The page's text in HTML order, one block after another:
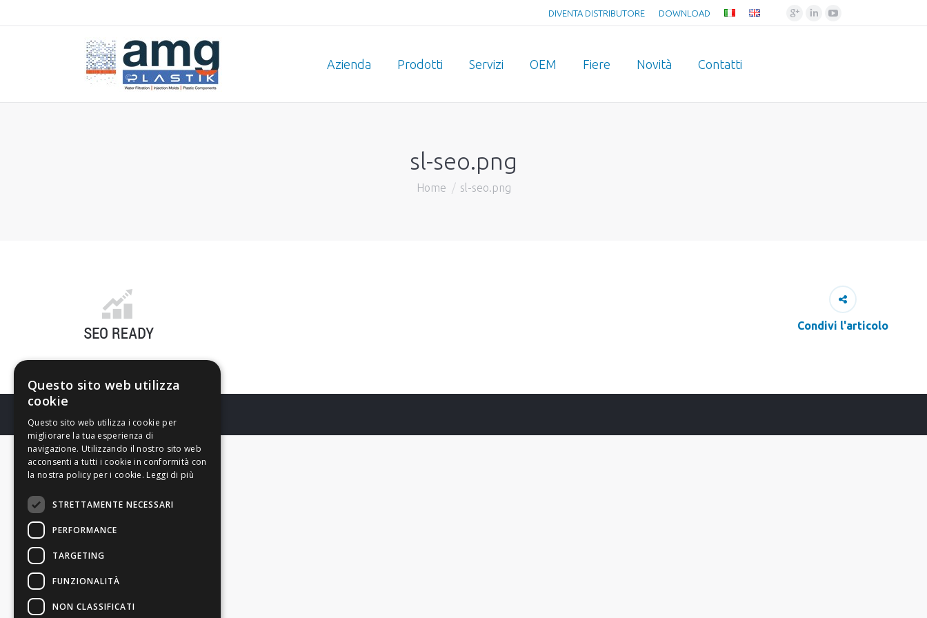
DIVENTA DISTRIBUTORE DOWNLOAD Google+
LinkedinYouTube
Azienda Prodotti Servizi OEM Fiere Novità Contatti
sl-seo.png
Home sl-seo.png
Condivi l'articolo
Questo sito web utilizza
cookie
Questo sito web utilizza i cookie per
migliorare la tua esperienza di
navigazione. Utilizzando il nostro sito web
acconsenti a tutti i cookie in conformità con
la nostra policy per i cookie. Leggi di più
STRETTAMENTE NECESSARI
PERFORMANCE
TARGETING
FUNZIONALITÀ
NON CLASSIFICATI